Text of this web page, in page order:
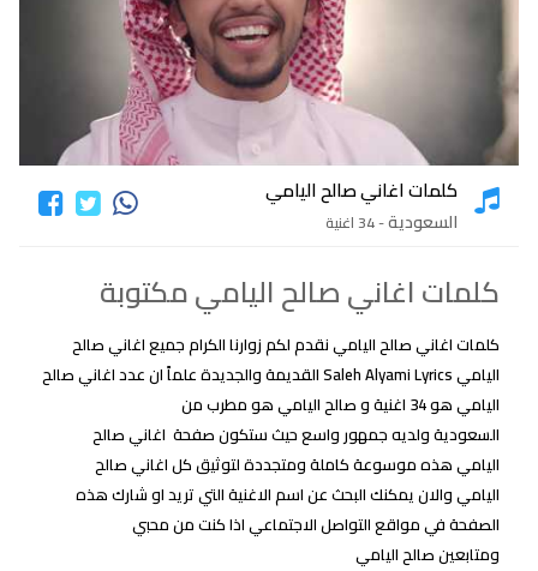
كلمات اغاني صالح اليامي
السعودية- 34 اغنية
كلمات اغاني صالح اليامي مكتوبة
كلمات اغاني صالح اليامي نقدم لكم زوارنا الكرام جميع اغاني صالح
اليامي Saleh Alyami Lyrics القديمة والجديدة علماً ان عدد اغاني صالح
اليامي هو 34 اغنية و صالح اليامي هو مطرب من
السعودية ولديه جمهور واسع حيث ستكون صفحة اغاني صالح
اليامي هذه موسوعة كاملة ومتجددة لتوثيق كل اغاني صالح
اليامي والان يمكنك البحث عن اسم الاغنية التي تريد او شارك هذه
الصفحة في مواقع التواصل الاجتماعي اذا كنت من محبي
ومتابعين صالح اليامي